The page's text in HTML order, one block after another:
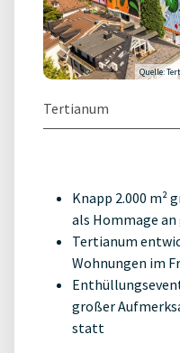
Quelle:
Tertianum
Knapp 2.000 m²
als Hommage
Tertianum
Wohnungen im
großer
statt